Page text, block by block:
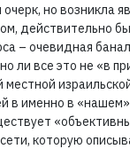
но возникла
действительно
– очевидная
ли все это не «в
местной
в именно в
которую